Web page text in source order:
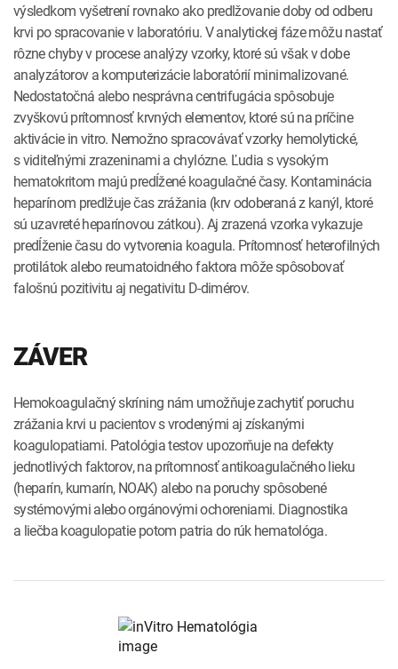
výsledkom vyšetrení rovnako ako predlžovanie doby od odberu
krvi po spracovanie v laboratóriu. V analytickej fáze môžu nastať
rôzne chyby v procese analýzy vzorky, ktoré sú však v dobe
analyzátorov a komputerizácie laboratórií minimalizované.
Nedostatočná alebo nesprávna centrifugácia spôsobuje
zvyškovú prítomnosť krvných elementov, ktoré sú na príčine
aktivácie in vitro. Nemožno spracovávať vzorky hemolytické,
s viditeľnými zrazeninami a chylózne. Ľudia s vysokým
hematokritom majú predĺžené koagulačné časy. Kontaminácia
heparínom predlžuje čas zrážania (krv odoberaná z kanýl, ktoré
sú uzavreté heparínovou zátkou). Aj zrazená vzorka vykazuje
predĺženie času do vytvorenia koagula. Prítomnosť heterofilných
protilátok alebo reumatoidného faktora môže spôsobovať
falošnú pozitivitu aj negativitu D-dimérov.
ZÁVER
Hemokoagulačný skríning nám umožňuje zachytiť poruchu
zrážania krvi u pacientov s vrodenými aj získanými
koagulopatiami. Patológia testov upozorňuje na defekty
jednotlivých faktorov, na prítomnosť antikoagulačného lieku
(heparín, kumarín, NOAK) alebo na poruchy spôsobené
systémovými alebo orgánovými ochoreniami. Diagnostika
a liečba koagulopatie potom patria do rúk hematológa.